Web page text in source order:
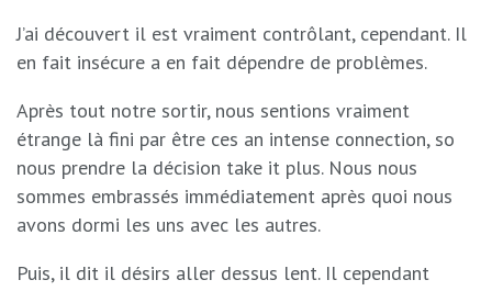
J’ai découvert il est vraiment contrôlant, cependant. Il
en fait insécure a en fait dépendre de problèmes.
Après tout notre sortir, nous sentions vraiment
étrange là fini par être ces an intense connection, so
nous prendre la décision take it plus. Nous nous
sommes embrassés immédiatement après quoi nous
avons dormi les uns avec les autres.
Puis, il dit il désirs aller dessus lent. Il cependant